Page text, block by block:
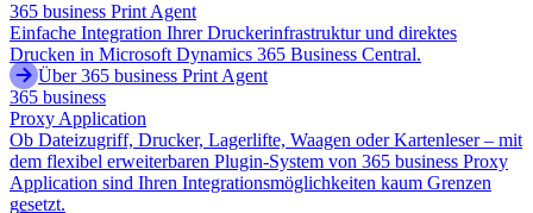
365 business Print Agent
Einfache Integration Ihrer Druckerinfrastruktur und direktes
Drucken in Microsoft Dynamics 365 Business Central.
Über 365 business Print Agent
365 business
Proxy Application
Ob Dateizugriff, Drucker, Lagerlifte, Waagen oder Kartenleser – mit
dem flexibel erweiterbaren Plugin-System von 365 business Proxy
Application sind Ihren Integrationsmöglichkeiten kaum Grenzen
gesetzt.